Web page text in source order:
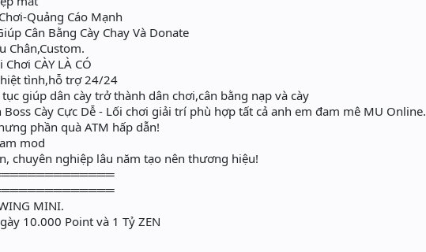
Quảng Cáo Mạnh
Cân Bằng Cày Chay Và Donate
Chân,Custom.
CÀY LÀ CÓ
tình,hỗ trợ 24/24
giúp dân cày trở thành dân chơi,cân bằng nạp và cày
Boss Cày Cực Dễ - Lối chơi giải trí phù hợp tất cả anh em đam mê MU Online.
phần quà ATM hấp dẫn!
mod
chuyên nghiệp lâu năm tạo nên thương hiệu!
MINI.
10.000 Point và 1 Tỷ ZEN